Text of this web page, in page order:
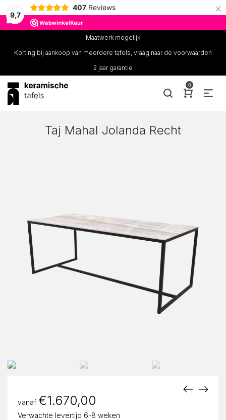
9,7
407 Reviews ×
Maatwerk mogelijk
Korting bij aankoop van meerdere tafels, vraag naar de voorwaarden
2 jaar garantie
0
Taj Mahal Jolanda Recht
vanaf €1.670,00
Verwachte levertijd 6-8 weken